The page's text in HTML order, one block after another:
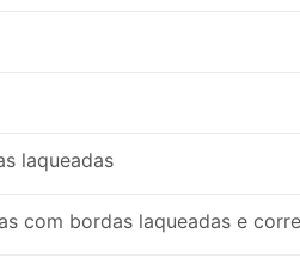
laqueadas
com bordas laqueadas e